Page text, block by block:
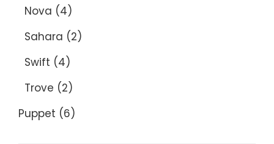
Nova (4)
Sahara (2)
Swift (4)
Trove (2)
Puppet (6)